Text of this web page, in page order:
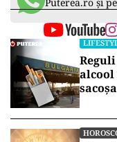
Puterea.ro și
alcool
sacoșa